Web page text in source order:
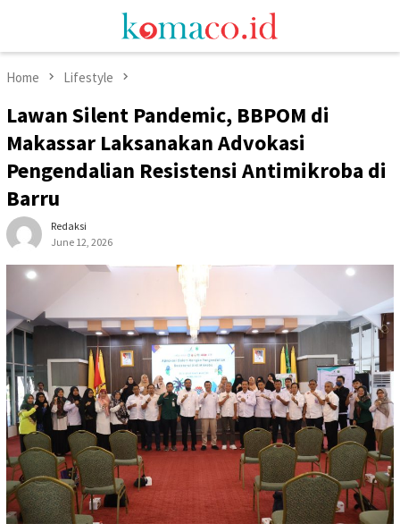
Menu
Home Lifestyle
Lawan Silent Pandemic, BBPOM di
Makassar Laksanakan Advokasi
Pengendalian Resistensi Antimikroba di
Barru
Redaksi
June 12, 2026